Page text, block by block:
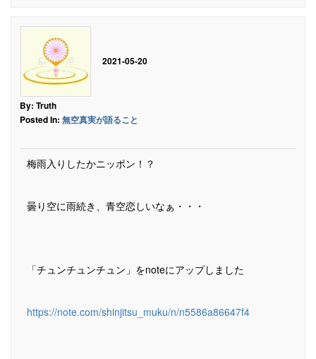
2021-05-20
By: Truth
Posted In: 無空真実が語ること
梅雨入りしたかニッポン！？
曇り空に雨続き、青空恋しいなぁ・・・
「チュンチュンチュン」をnoteにアップしました
https://note.com/shinjitsu_muku/n/n5586a86647f4